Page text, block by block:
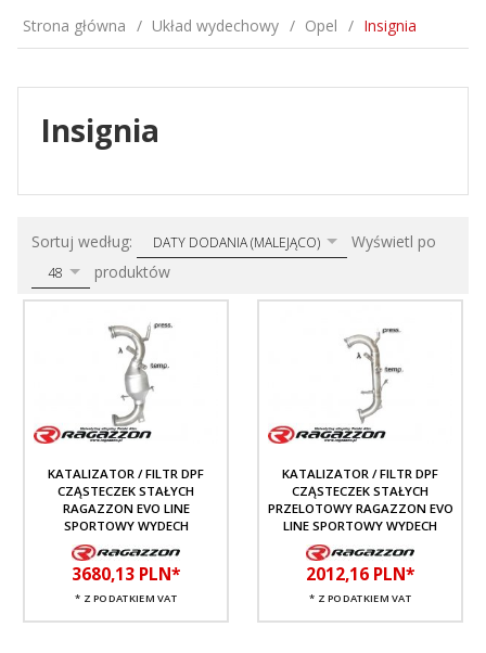
Strona główna Układ wydechowy Opel Insignia
Insignia
Sortuj według: sortDATY DODANIA (MALEJĄCO) Wyświetl po
48 produktów
KATALIZATOR / FILTR DPF
CZĄSTECZEK STAŁYCH
RAGAZZON EVO LINE
SPORTOWY WYDECH
3680,13 PLN*
* Z PODATKIEM VAT
KATALIZATOR / FILTR DPF
CZĄSTECZEK STAŁYCH
PRZELOTOWY RAGAZZON EVO
LINE SPORTOWY WYDECH
2012,16 PLN*
* Z PODATKIEM VAT